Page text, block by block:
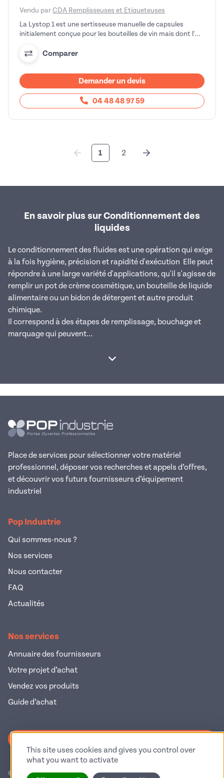
Vendu par CDA Remplisseuses et Etiqueteuses
La Lystop 1 est une sertisseuse manuelle de capsules
initialement conçue pour les bouteilles de vin mais dont l'...
Comparer
Demander un devis
04 48 48 97 59
1 2
En savoir plus sur Conditionnement des
liquides
Le conditionnement des fluides est une opération qui exige
à la fois hygiène, précision et rapidité d'exécution Elle peut
répondre à une large variété d'applications, qu'il s'agisse de
remplir un pot de crème cosmétique, un bouteille de liquide
alimentaire ou un bidon de détergent et autre produit
chimique.
Il correspond à des étapes de remplissage, bouchage et
marquage qui peuvent...
Afficher la suite
Place de services pour sélectionner votre matériel
professionnel, déposer vos recherches et appels d’offres,
et découvrir vos futurs fournisseurs d’équipement
industriel
Pop Industrie
Qui sommes-nous ?
Nos services
Nous contacter
FAQ
Actualités
Nos services
Annuaire des fournisseurs
Votre projet d’achat
Vendez vos produits
Guide d’achat
© 2026 Pop Industrie – Tous droits réservés
This site uses cookies and gives you control over
what you want to activate